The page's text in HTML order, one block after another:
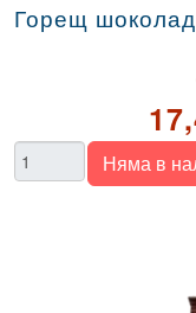
Горещ
КоличествоНяма в